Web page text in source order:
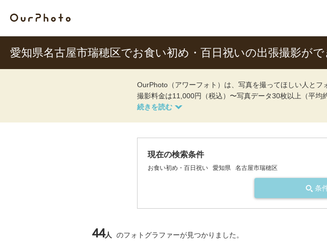
愛知県名古屋市瑞穂区でお食い初め・百日祝いの出張撮影が
OurPhoto（アワーフォト）は、写真を撮ってほしい人とフ
撮影料金は11,000円（税込）〜写真データ30枚以上（平均
現在の検索条件
お食い初め・百日祝い 愛知県 名古屋市瑞穂区
条
44人 のフォトグラファーが見つかりました。